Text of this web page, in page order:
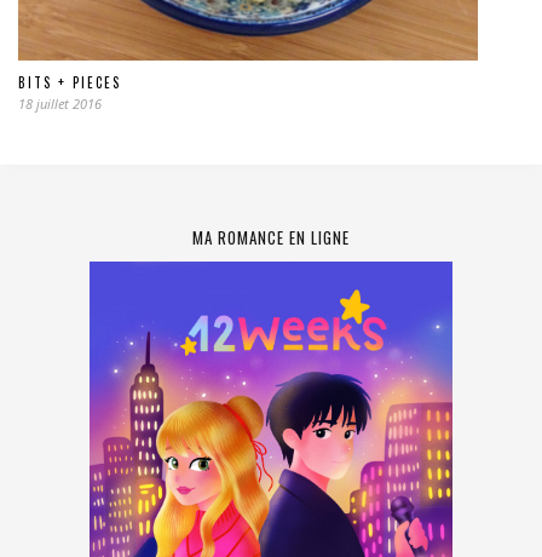
BITS + PIECES
18 juillet 2016
MA ROMANCE EN LIGNE